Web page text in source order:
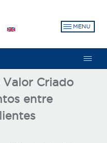
MENU
Criado
entre